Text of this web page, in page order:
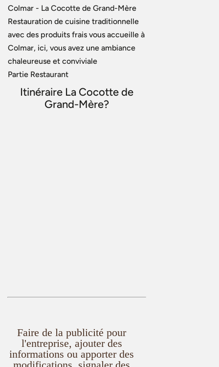
Colmar - La Cocotte de Grand-Mère
Restauration de cuisine traditionnelle
avec des produits frais vous accueille à
Colmar, ici, vous avez une ambiance
chaleureuse et conviviale
Partie Restaurant
Itinéraire La Cocotte de
Grand-Mère?
Faire de la publicité pour
l'entreprise, ajouter des
informations ou apporter des